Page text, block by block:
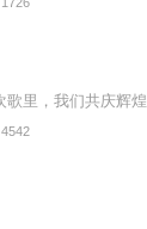
4542